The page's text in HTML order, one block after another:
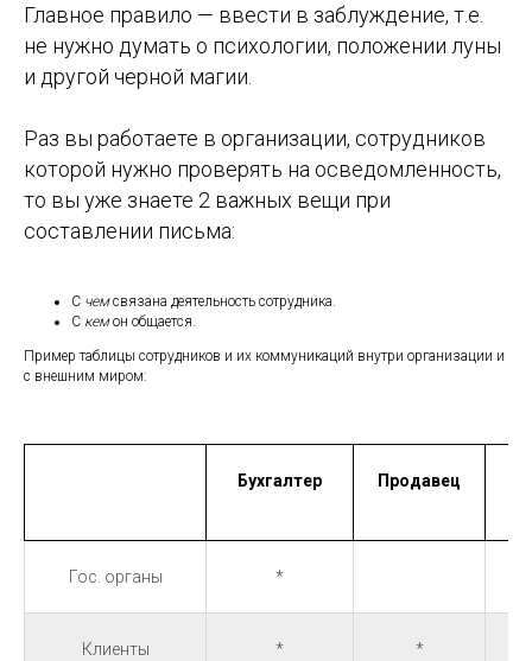
Главное правило — ввести в заблуждение, т.е.
не нужно думать о психологии, положении луны
и другой черной магии.
Раз вы работаете в организации, сотрудников
которой нужно проверять на осведомленность,
то вы уже знаете 2 важных вещи при
составлении письма:
С чемсвязана деятельность сотрудника.
С кемон общается.
Пример таблицы сотрудников и их коммуникаций внутри организации и
с внешним миром:
Бухгалтер
Продавец
Гос. органы *
Клиенты * *